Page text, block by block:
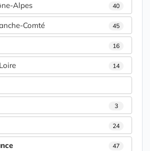
Alpes 40
Comté 45
16
14
3
24
47